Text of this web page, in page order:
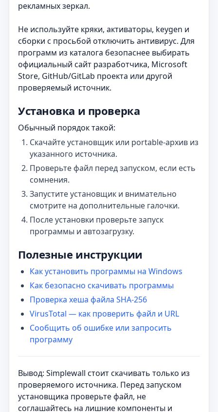
рекламных зеркал.
Не используйте кряки, активаторы, keygen и
сборки с просьбой отключить антивирус. Для
программ из каталога безопаснее выбирать
официальный сайт разработчика, Microsoft
Store, GitHub/GitLab проекта или другой
проверяемый источник.
Установка и проверка
Обычный порядок такой:
Скачайте установщик или portable-архив из
указанного источника.
Проверьте файл перед запуском, если есть
сомнения.
Запустите установщик и внимательно
смотрите на дополнительные галочки.
После установки проверьте запуск
программы и автозагрузку.
Полезные инструкции
Как установить программы на Windows
Как безопасно скачивать программы
Проверка хеша файла SHA-256
VirusTotal — как проверить файл и URL
Сообщить об ошибке или запросить
программу
Вывод: Simplewall стоит скачивать только из
проверяемого источника. Перед запуском
установщика проверьте файл, не
соглашайтесь на лишние компоненты и